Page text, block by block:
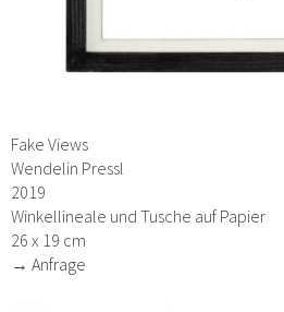
Fake Views
Wendelin Pressl
2019
Winkellineale und Tusche auf Papier
26 x 19 cm
→ Anfrage